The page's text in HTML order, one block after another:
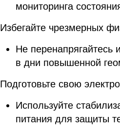
мониторинга
Избегайте чрезмерных
Не перенапрягайтесь
в дни повышенной
Подготовьте свою
Используйте
питания для защиты